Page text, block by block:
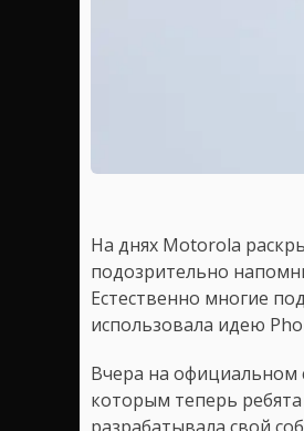
На днях Motorola
подозрительно
Естественно многие
использовала идею
Вчера на официальном
которым теперь